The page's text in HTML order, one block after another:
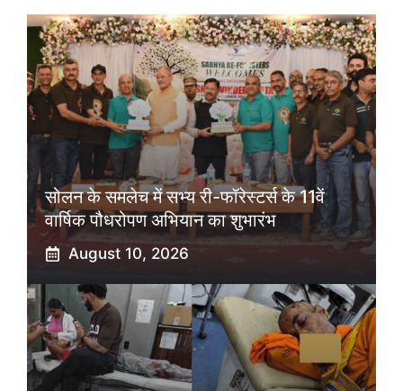
सोलन के समलेच में सभ्य री-फॉरेस्टर्स के 11वें
वार्षिक पौधरोपण अभियान का शुभारंभ
August 10, 2026